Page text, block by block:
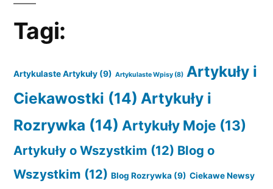
Tagi:
Artykulaste Artykuły (9) Artykulaste Wpisy (8) Artykuły i
Ciekawostki (14) Artykuły i
Rozrywka (14) Artykuły Moje (13)
Artykuły o Wszystkim (12) Blog o
Wszystkim (12) Blog Rozrywka (9) Ciekawe Newsy